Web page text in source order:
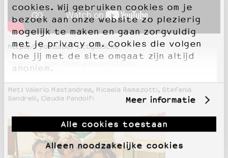
cookies. Wij gebruiken cookies om je
bezoek aan onze website zo plezierig
mogelijk te maken en gaan zorgvuldig
met je privacy om. Cookies die volgen
hoe jij met de site omgaat zijn altijd
anoniem.
Meer informatie
Alle cookies toestaan
Alleen noodzakelijke cookies
https://youtu.be/iJcbgJS5LXw
Titelsong door Ricchi e Poveri (1970)
Met: Valerio Mastandrea, Micaela Ramazotti, Stefania
Sandrelli, Claudia Pandolfi